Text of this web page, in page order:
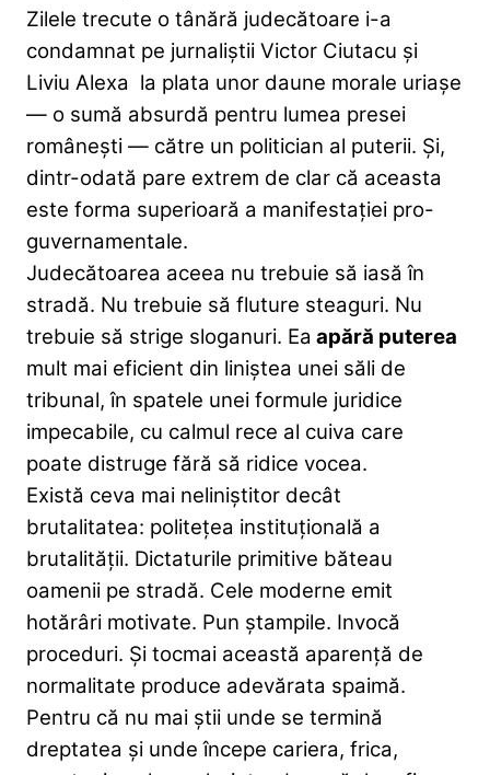
Zilele trecute o tânără judecătoare i-a
condamnat pe jurnaliștii Victor Ciutacu și
Liviu Alexa la plata unor daune morale uriașe
— o sumă absurdă pentru lumea presei
românești — către un politician al puterii. Și,
dintr-odată pare extrem de clar că aceasta
este forma superioară a manifestației pro-
guvernamentale.
Judecătoarea aceea nu trebuie să iasă în
stradă. Nu trebuie să fluture steaguri. Nu
trebuie să strige sloganuri. Ea apără puterea
mult mai eficient din liniștea unei săli de
tribunal, în spatele unei formule juridice
impecabile, cu calmul rece al cuiva care
poate distruge fără să ridice vocea.
Există ceva mai neliniștitor decât
brutalitatea: politețea instituțională a
brutalității. Dictaturile primitive băteau
oamenii pe stradă. Cele moderne emit
hotărâri motivate. Pun ștampile. Invocă
proceduri. Și tocmai această aparență de
normalitate produce adevărata spaimă.
Pentru că nu mai știi unde se termină
dreptatea și unde începe cariera, frica,